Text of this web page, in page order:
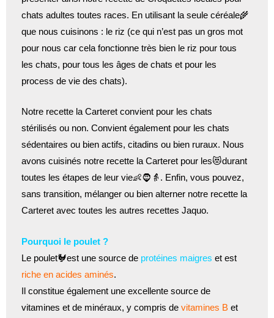
chats adultes toutes races. En utilisant la seule céréale🌾
que nous cuisinons : le riz (ce qui n’est pas un gros mot
pour nous car cela fonctionne très bien le riz pour tous
les chats, pour tous les âges de chats et pour les
process de vie des chats).
Notre recette la Carteret convient pour les chats
stérilisés ou non. Convient également pour les chats
sédentaires ou bien actifs, citadins ou bien ruraux. Nous
avons cuisinés notre recette la Carteret pour les😻durant
toutes les étapes de leur vie👶🧔👵. Enfin, vous pouvez,
sans transition, mélanger ou bien alterner notre recette la
Carteret avec toutes les autres recettes Jaquo.
Pourquoi le poulet ?
Le poulet🐓est une source de protéines maigres et est
riche en acides aminés.
Il constitue également une excellente source de
vitamines et de minéraux, y compris de vitamines B et